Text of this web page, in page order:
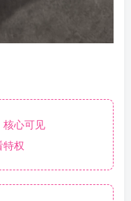
心可见
权